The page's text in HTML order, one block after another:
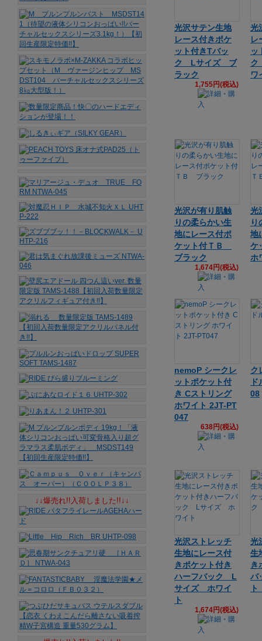
光沢サテン生地
レース付きポケ
ット付きTバッ
ク Lサイズ ブ
ラック
1,755円(税込)
光
レ
ッ
ワ
光沢が有り肌触
りの柔らかい生
地にレース付ポ
ケット付ＴＢ
ブラック
1,674円(税込)
光
り
地
ケ
ホ
nemoP シークレ
ットポケット付
き Cストリング
ホワイト 2JT-PT
047
638円(税込)
ク
08
光沢ストレッチ
生地にレース付
きポケット付き
ハーフバック L
サイズ ホワイ
ト
1,674円(税込)
光
生
き
バ
↓↓爆売れ!!入荷しました!!↓↓